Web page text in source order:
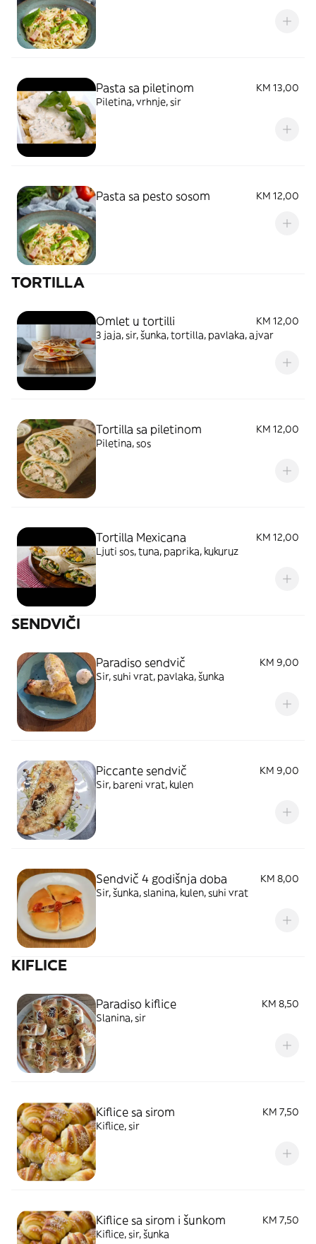
Pasta sa piletinom
KM 13,00
Piletina, vrhnje, sir
Pasta sa pesto sosom KM 12,00
TORTILLA
Omlet u tortilli
KM 12,00
3 jaja, sir, šunka, tortilla, pavlaka, ajvar
Tortilla sa piletinom
KM 12,00
Piletina, sos
Tortilla Mexicana
KM 12,00
Ljuti sos, tuna, paprika, kukuruz
SENDVIČI
Paradiso sendvič
KM 9,00
Sir, suhi vrat, pavlaka, šunka
Piccante sendvič
KM 9,00
Sir, bareni vrat, kulen
Sendvič 4 godišnja doba
KM 8,00
Sir, šunka, slanina, kulen, suhi vrat
KIFLICE
Paradiso kiflice
KM 8,50
Slanina, sir
Kiflice sa sirom
KM 7,50
Kiflice, sir
Kiflice sa sirom i šunkom
KM 7,50
Kiflice, sir, šunka